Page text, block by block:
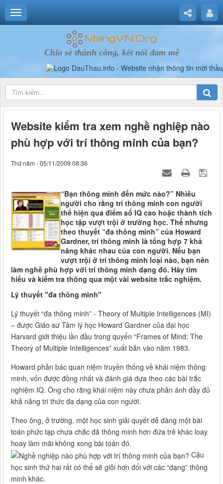
Chia sẻ thành công, kết nối đam mê
Website kiểm tra xem nghề nghiệp nào
phù hợp với trí thông minh của bạn?
Thứ năm - 05/11/2009 08:36
“Bạn thông minh đến mức nào?” Nhiều
người cho rằng trí thông minh con người
thể hiện qua điểm số IQ cao hoặc thành tích
học tập vượt trội ở trường học. Thế nhưng
theo thuyết “đa thông minh” của Howard
Gardner, trí thông minh là tổng hợp 7 khả
năng khác nhau của con người. Nếu bạn
vượt trội ở trí thông minh loại nào, bạn nên
làm nghề phù hợp với trí thông minh dạng đó. Hãy tìm
hiểu và kiểm tra thông qua một vài website trắc nghiệm.
Lý thuyết "đa thông minh"
Lý thuyết “đa thông minh” - Theory of Multiple Intelligences (MI)
– được Giáo sư Tâm lý học Howard Gardner của đại học
Harvard giới thiệu lần đầu trong quyển “Frames of Mind: The
Theory of Multiple Intelligences” xuất bản vào năm 1983.
Howard phản bác quan niệm truyền thống về khái niệm thông
minh, vốn được đồng nhất và đánh giá dựa theo các bài trắc
nghiệm IQ. Ông cho rằng khái niệm này chưa phản ánh đầy đủ
khả năng tri thức đa dạng của con người.
Theo ông, ở trường, một học sinh giải quyết dễ dàng một bài
toán phức tạp chưa chắc đã thông minh hơn đứa trẻ khác loay
hoay làm mãi không xong bài toán đó.
Cậu
học sinh thứ hai rất có thể sẽ giỏi hơn đối với các “dạng” thông
minh khác.